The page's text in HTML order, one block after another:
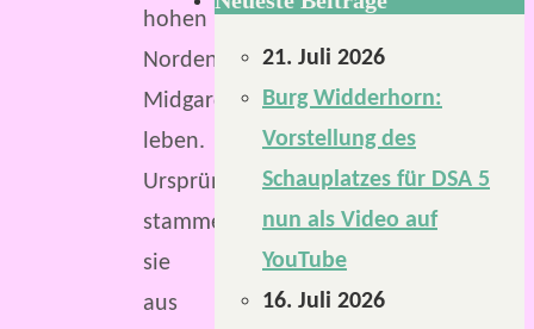
hohen
Norden
Midgards
leben.
Ursprünglich
stammen
sie
aus
21. Juli 2026
Burg Widderhorn:
Vorstellung des
Schauplatzes für DSA 5
nun als Video auf
YouTube
16. Juli 2026